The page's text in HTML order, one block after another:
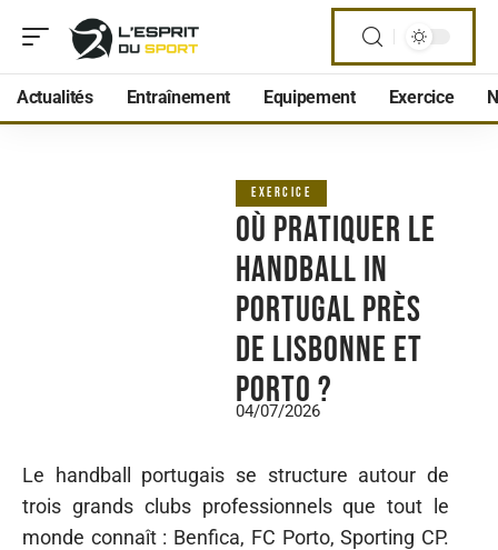
Actualités Entraînement Equipement Exercice
EXERCICE
Où pratiquer le
handball in
Portugal près
de Lisbonne et
Porto ?
04/07/2026
Le handball portugais se structure autour de
trois grands clubs professionnels que tout le
monde connaît : Benfica, FC Porto, Sporting CP.